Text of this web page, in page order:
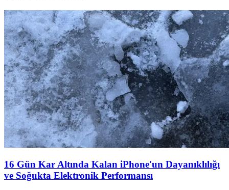
16 Gün Kar Altında Kalan iPhone'un Dayanıklılığı
ve Soğukta Elektronik Performansı